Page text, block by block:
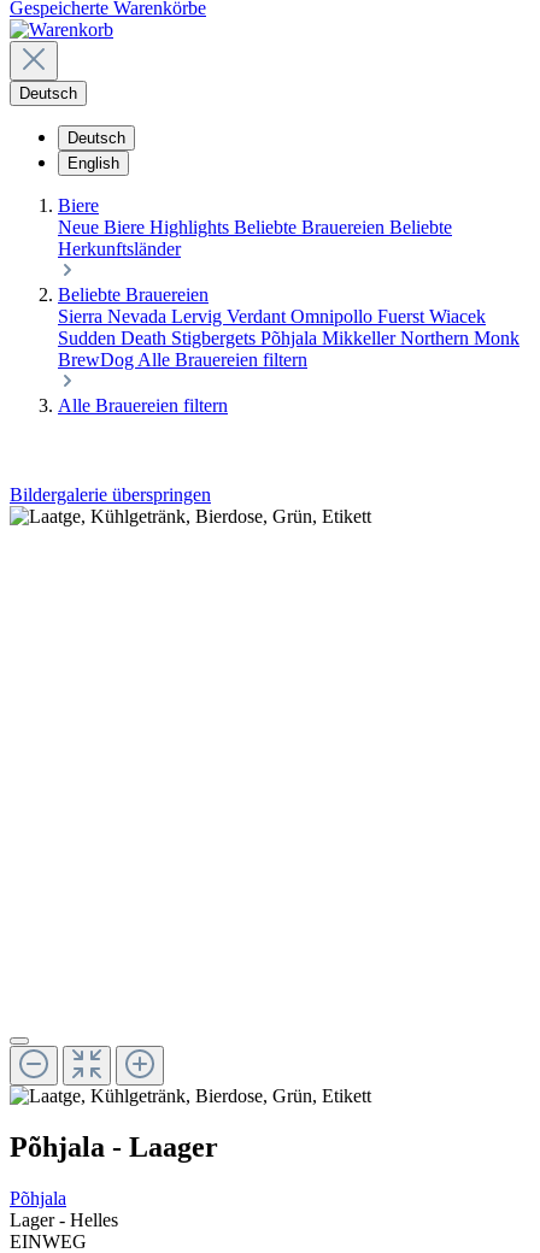
Gespeicherte Warenkörbe
Deutsch
Deutsch
English
Biere
Neue Biere Highlights Beliebte Brauereien Beliebte
Herkunftsländer
Beliebte Brauereien
Sierra Nevada Lervig Verdant Omnipollo Fuerst Wiacek
Sudden Death Stigbergets Põhjala MikkellerNorthern Monk
BrewDog Alle Brauereien filtern
Alle Brauereien filtern
Bildergalerie überspringen
Põhjala - Laager
Põhjala
Lager - Helles
EINWEG